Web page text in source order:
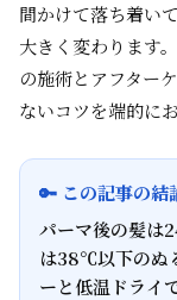
間かけて落ち着い
大きく変わります
の施術とアフター
ないコツを端的に
🔑 この記事の結
パーマ後の髪は
は38℃以下のぬ
ーと低温ドライ